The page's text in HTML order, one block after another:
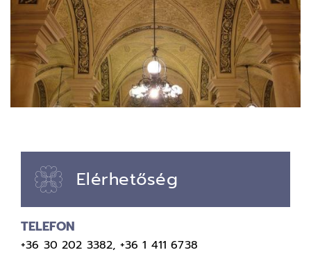
Elérhetőség
TELEFON
+36 30 202 3382, +36 1 411 6738